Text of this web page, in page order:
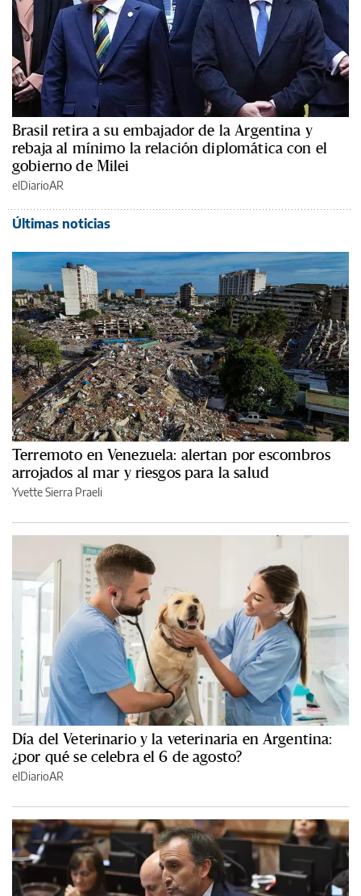
Brasil retira a su embajador de la Argentina y
rebaja al mínimo la relación diplomática con el
gobierno de Milei
elDiarioAR
Últimas noticias
Terremoto en Venezuela: alertan por escombros
arrojados al mar y riesgos para la salud
Yvette Sierra Praeli
Día del Veterinario y la veterinaria en Argentina:
¿por qué se celebra el 6 de agosto?
elDiarioAR